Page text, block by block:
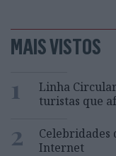
MAIS VISTOS
1
Linha
turistas que
2
Celebridades
Internet